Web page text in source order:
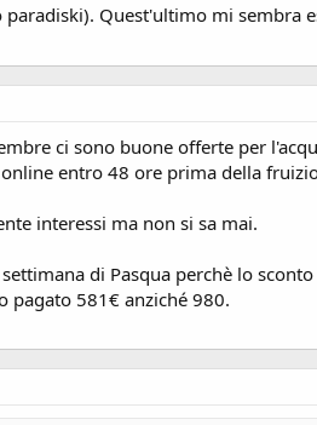
Quest'ultimo mi sembra
ci sono buone offerte per
entro 48 ore prima della
interessi ma non si sa mai.
di Pasqua perchè lo
581€ anziché 980.